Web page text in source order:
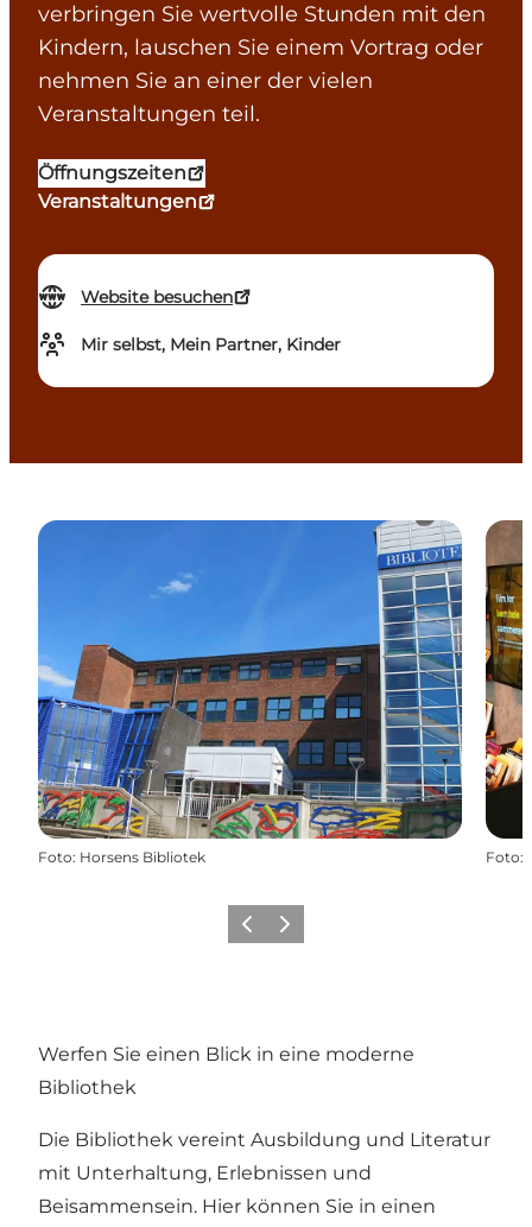
verbringen Sie wertvolle Stunden mit den
Kindern, lauschen Sie einem Vortrag oder
nehmen Sie an einer der vielen
Veranstaltungen teil.
Öffnungszeiten
Veranstaltungen
Website besuchen
Mir selbst, Mein Partner, Kinder
Foto: Horsens Bibliotek Foto:
ZurückWeiter
Werfen Sie einen Blick in eine moderne
Bibliothek
Die Bibliothek vereint Ausbildung und Literatur
mit Unterhaltung, Erlebnissen und
Beisammensein. Hier können Sie in einen